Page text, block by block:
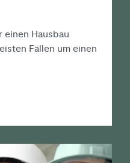
Hausbau
Fällen um einen